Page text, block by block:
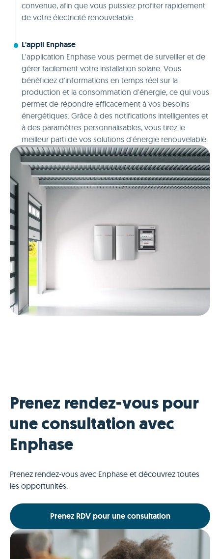
convenue, afin que vous puissiez profiter rapidement
de votre électricité renouvelable.
L'appli Enphase
L'application Enphase vous permet de surveiller et de
gérer facilement votre installation solaire. Vous
bénéficiez d'informations en temps réel sur la
production et la consommation d'énergie, ce qui vous
permet de répondre efficacement à vos besoins
énergétiques. Grâce à des notifications intelligentes et
à des paramètres personnalisables, vous tirez le
meilleur parti de vos solutions d'énergie renouvelable.
Prenez rendez-vous pour
une consultation avec
Enphase
Prenez rendez-vous avec Enphase et découvrez toutes
les opportunités.
Prenez RDV pour une consultation